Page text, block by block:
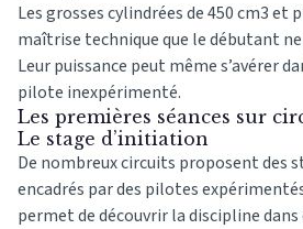
Les grosses cylindrées de 450 cm3 et
maîtrise technique que le débutant ne
Leur puissance peut même s’avérer
pilote inexpérimenté.
Les premières séances sur
Le stage d’initiation
De nombreux circuits proposent des
encadrés par des pilotes
permet de découvrir la discipline